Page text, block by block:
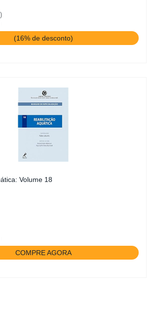
(16% de desconto)
Volume 18
COMPRE AGORA